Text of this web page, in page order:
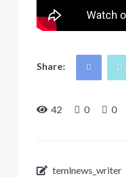
Share:
42 0 0
temlnews_writer